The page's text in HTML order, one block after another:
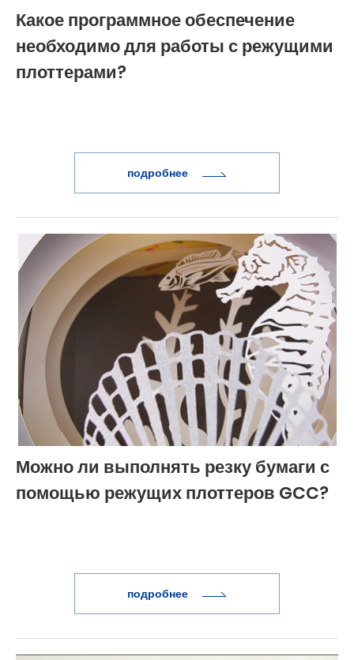
Какое программное обеспечение
необходимо для работы с режущими
плоттерами?
подробнее
Можно ли выполнять резку бумаги с
помощью режущих плоттеров GCC?
подробнее